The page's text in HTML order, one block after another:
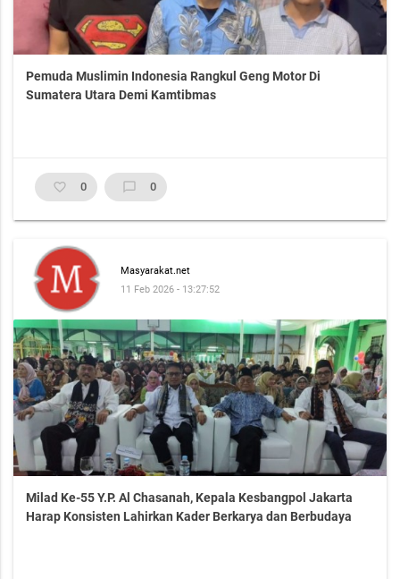
Pemuda Muslimin Indonesia Rangkul Geng Motor Di
Sumatera Utara Demi Kamtibmas
favorite_border 0 chat_bubble_outline 0
Masyarakat.net
11 Feb 2026 - 13:27:52
Milad Ke-55 Y.P. Al Chasanah, Kepala Kesbangpol Jakarta
Harap Konsisten Lahirkan Kader Berkarya dan Berbudaya